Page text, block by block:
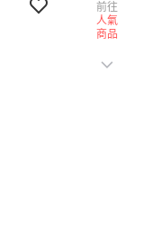
前往
人氣
商品